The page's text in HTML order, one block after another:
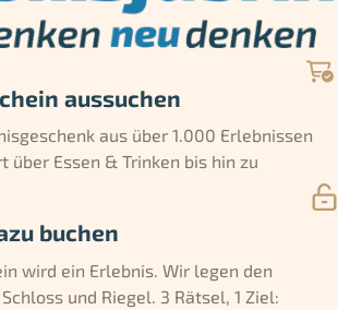
aussuchen
aus über 1.000 Erlebnissen
über Essen & Trinken bis hin zu
buchen
wird ein Erlebnis. Wir legen den
und Riegel. 3 Rätsel, 1 Ziel: